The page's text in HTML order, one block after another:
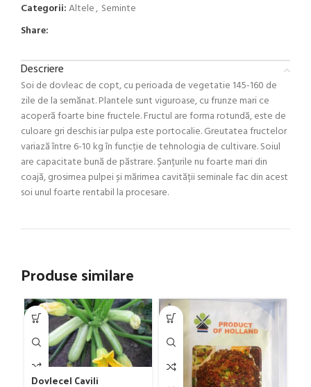
Categorii:Altele, Seminte
Share:
Descriere
Soi de dovleac de copt, cu perioada de vegetatie 145-160 de
zile de la semănat. Plantele sunt viguroase, cu frunze mari ce
acoperă foarte bine fructele. Fructul are forma rotundă, este de
culoare gri deschis iar pulpa este portocalie. Greutatea fructelor
variază între 6-10 kg în funcție de tehnologia de cultivare. Soiul
are capacitate bună de păstrare. Șanțurile nu foarte mari din
coajă, grosimea pulpei și mărimea cavității seminale fac din acest
soi unul foarte rentabil la procesare.
Produse similare
Dovlecel Cavili